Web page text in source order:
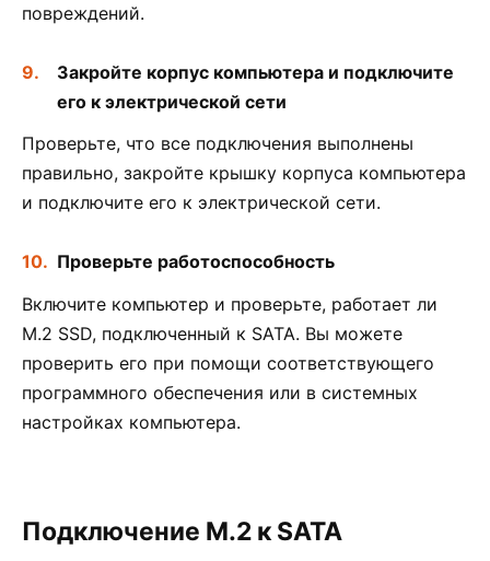
повреждений.
Закройте корпус компьютера и подключите
его к электрической сети
Проверьте, что все подключения выполнены
правильно, закройте крышку корпуса компьютера
и подключите его к электрической сети.
Проверьте работоспособность
Включите компьютер и проверьте, работает ли
M.2 SSD, подключенный к SATA. Вы можете
проверить его при помощи соответствующего
программного обеспечения или в системных
настройках компьютера.
Подключение M.2 к SATA